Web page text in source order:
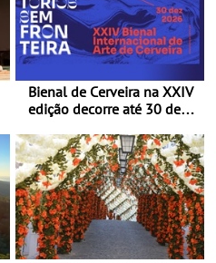
Bienal de Cerveira na XXIV
edição decorre até 30 de
enquanto “Territórios sem
Fronteira”